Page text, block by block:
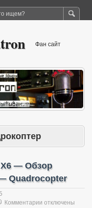
Фан сайт
X6 — Обзор
Quadrocopter
Комментарии котключены